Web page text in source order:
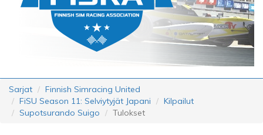
Sarjat
Finnish Simracing United
FiSU Season 11: Selviytyjät Japani
Kilpailut
Supotsurando Suigo
Tulokset